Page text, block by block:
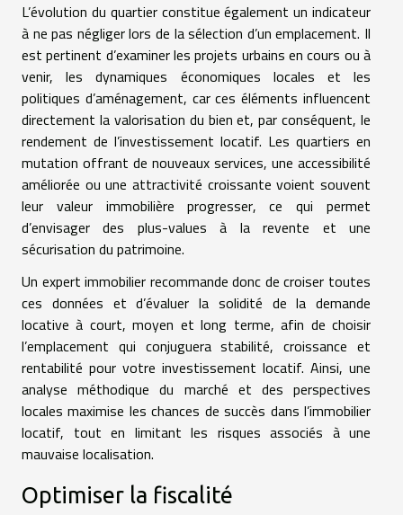
L’évolution du quartier constitue également un indicateur
à ne pas négliger lors de la sélection d’un emplacement. Il
est pertinent d’examiner les projets urbains en cours ou à
venir, les dynamiques économiques locales et les
politiques d’aménagement, car ces éléments influencent
directement la valorisation du bien et, par conséquent, le
rendement de l’investissement locatif. Les quartiers en
mutation offrant de nouveaux services, une accessibilité
améliorée ou une attractivité croissante voient souvent
leur valeur immobilière progresser, ce qui permet
d’envisager des plus-values à la revente et une
sécurisation du patrimoine.
Un expert immobilier recommande donc de croiser toutes
ces données et d’évaluer la solidité de la demande
locative à court, moyen et long terme, afin de choisir
l’emplacement qui conjuguera stabilité, croissance et
rentabilité pour votre investissement locatif. Ainsi, une
analyse méthodique du marché et des perspectives
locales maximise les chances de succès dans l’immobilier
locatif, tout en limitant les risques associés à une
mauvaise localisation.
Optimiser la fiscalité